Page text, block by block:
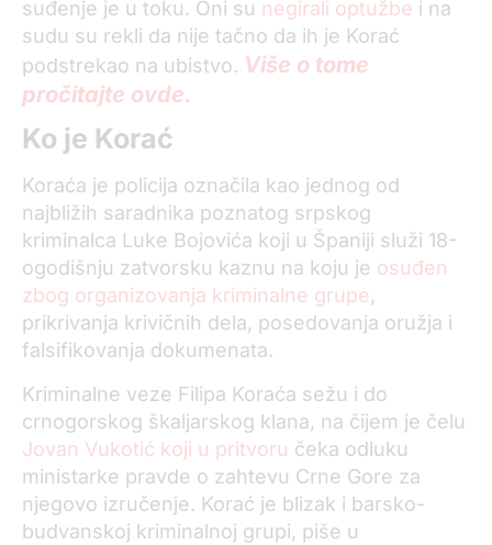
suđenje je u toku. Oni su negirali optužbe i na
sudu su rekli da nije tačno da ih je Korać
podstrekao na ubistvo. Više o tome
pročitajte ovde.
Ko je Korać
Koraća je policija označila kao jednog od
najbližih saradnika poznatog srpskog
kriminalca Luke Bojovića koji u Španiji služi 18-
ogodišnju zatvorsku kaznu na koju je osuđen
zbog organizovanja kriminalne grupe,
prikrivanja krivičnih dela, posedovanja oružja i
falsifikovanja dokumenata.
Kriminalne veze Filipa Koraća sežu i do
crnogorskog škaljarskog klana, na čijem je čelu
Jovan Vukotić koji u pritvoru čeka odluku
ministarke pravde o zahtevu Crne Gore za
njegovo izručenje. Korać je blizak i barsko-
budvanskoj kriminalnoj grupi, piše u